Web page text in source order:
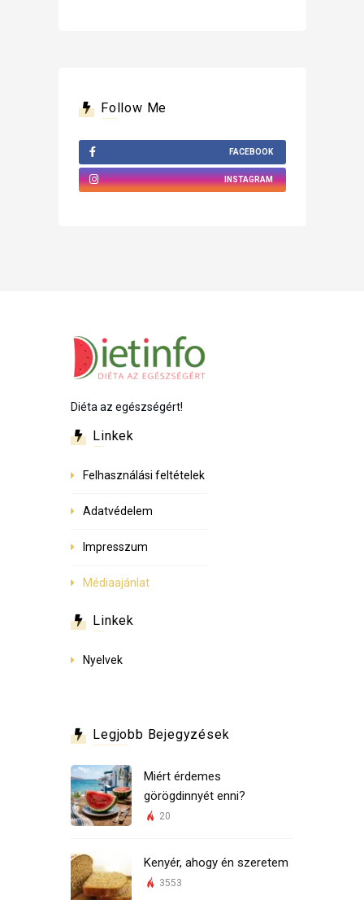
Follow Me
FACEBOOK
INSTAGRAM
Diéta az egészségért!
Linkek
Felhasználási feltételek
Adatvédelem
Impresszum
Médiaajánlat
Linkek
Nyelvek
Legjobb Bejegyzések
Miért érdemes
görögdinnyét enni?
20
Kenyér, ahogy én szeretem
3553